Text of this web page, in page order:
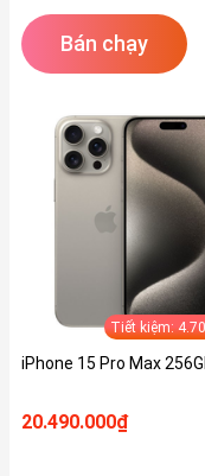
Bán chạy
Tiết kiệm:
iPhone 15 Pro Max
20.490.000₫